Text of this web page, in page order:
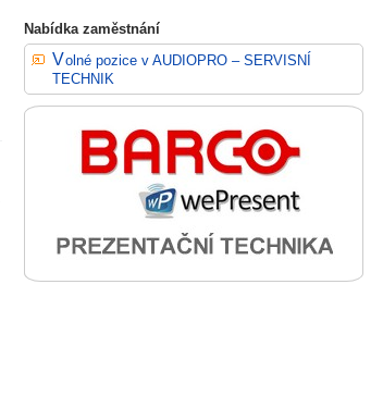
Nabídka zaměstnání
Volné pozice v AUDIOPRO – SERVISNÍ
TECHNIK